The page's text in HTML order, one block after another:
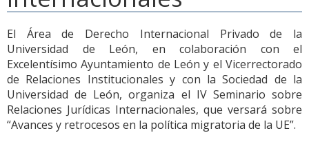
El Área de Derecho Internacional Privado de la
Universidad de León, en colaboración con el
Excelentísimo Ayuntamiento de León y el Vicerrectorado
de Relaciones Institucionales y con la Sociedad de la
Universidad de León, organiza el IV Seminario sobre
Relaciones Jurídicas Internacionales, que versará sobre
“Avances y retrocesos en la política migratoria de la UE”.